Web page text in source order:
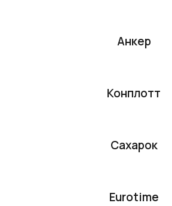
Анкер
Конплотт
Сахарок
Eurotime